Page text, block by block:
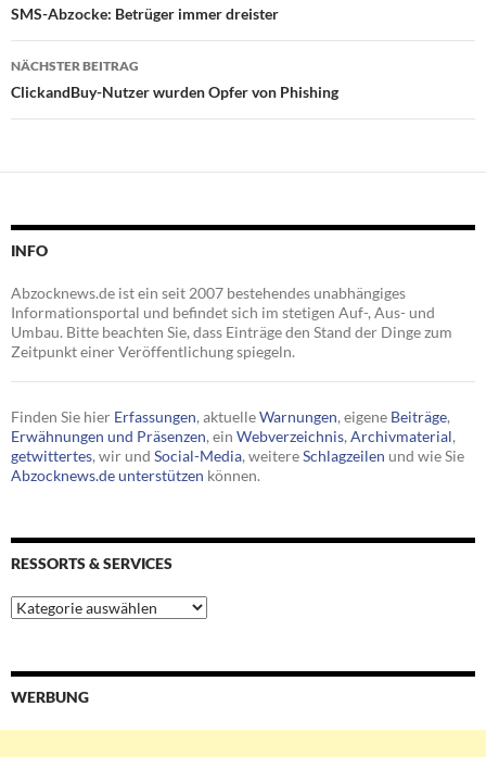
SMS-Abzocke: Betrüger immer dreister
NÄCHSTER BEITRAG
ClickandBuy-Nutzer wurden Opfer von Phishing
INFO
Abzocknews.de ist ein seit 2007 bestehendes unabhängiges
Informationsportal und befindet sich im stetigen Auf-, Aus- und
Umbau. Bitte beachten Sie, dass Einträge den Stand der Dinge zum
Zeitpunkt einer Veröffentlichung spiegeln.
Finden Sie hier Erfassungen, aktuelleWarnungen, eigene Beiträge,
Erwähnungen und Präsenzen, ein Webverzeichnis, Archivmaterial,
getwittertes, wir und Social-Media, weitereSchlagzeilen und wie Sie
Abzocknews.de unterstützen können.
RESSORTS & SERVICES
Ressorts
&
WERBUNG